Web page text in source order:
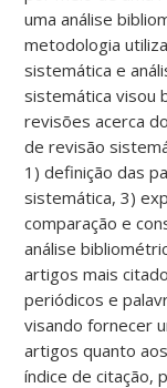
uma análise
metodologia
sistemática e
sistemática visou
revisões acerca
de revisão
1) definição das
sistemática, 3)
comparação e
análise
artigos mais
periódicos e
visando fornecer
artigos quanto
índice de citação,